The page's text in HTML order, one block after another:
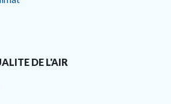
DE L'AIR